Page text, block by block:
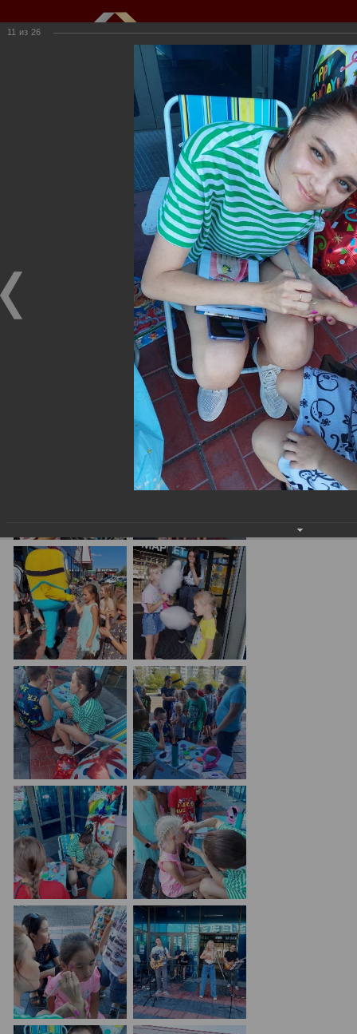
Мы создаем и развиваем объекты
недвижимости для вас
г.Кемерово, пр.Ленина, 61
kkioffice@kkinvest.ru
Фотогалерея
День Рождения ТЦ "Спутник" г. Саяногорск 7 лет
11 из 26